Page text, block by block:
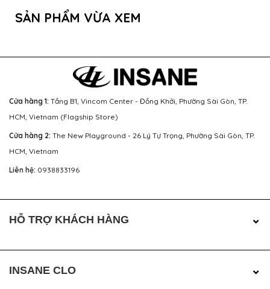
SẢN PHẨM VỪA XEM
Cửa hàng 1: Tầng B1, Vincom Center - Đồng Khởi, Phường Sài Gòn, TP.
HCM, Vietnam (Flagship Store)
Cửa hàng 2: The New Playground - 26 Lý Tự Trọng, Phường Sài Gòn, TP.
HCM, Vietnam
Liên hệ: 0938833196
HỖ TRỢ KHÁCH HÀNG
INSANE CLO